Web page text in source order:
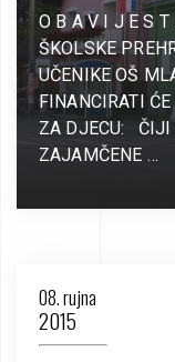
O B A V I J E S
ŠKOLSKE
UČENIKE OŠ
FINANCIRATI
ZA DJECU: ČIJI
ZAJAMČENE …
08. rujna
2015